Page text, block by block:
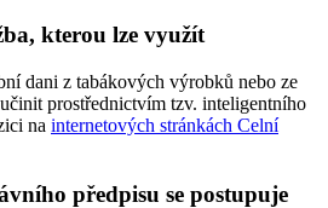
kterou lze využít
dani z tabákových výrobků nebo ze
prostřednictvím tzv. inteligentního
na internetových stránkách Celní
předpisu se postupuje